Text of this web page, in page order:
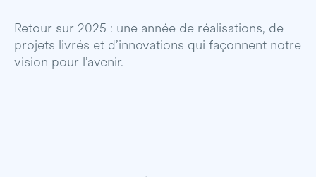
Retour sur 2025 : une année de réalisations, de
projets livrés et d’innovations qui façonnent notre
vision pour l’avenir.